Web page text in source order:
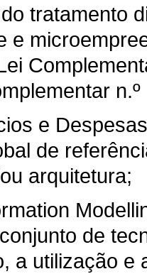
tratamento
e
e
de
arquitetura;
de
a utilização e